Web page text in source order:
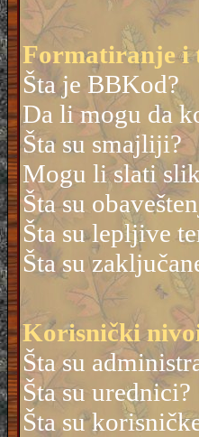
Formatiranje i
Šta je BBKod?
Da li mogu da
Šta su smajliji?
Mogu li slati
Šta su
Šta su lepljive
Šta su
Korisnički
Šta su
Šta su urednici?
Šta su